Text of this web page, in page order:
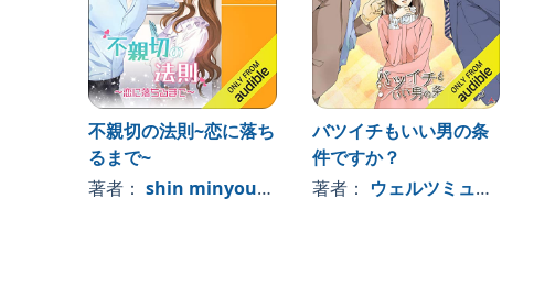
不親切の法則~恋に落ち
るまで~
著者： shin minyoung
バツイチもいい男の条
件ですか？
著者： ウェルツミュージック